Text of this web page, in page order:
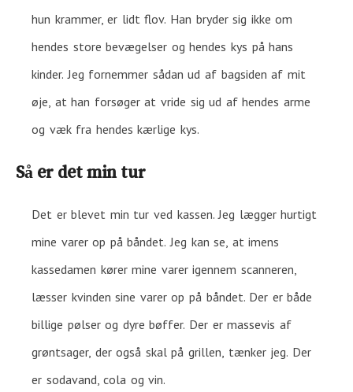
hun krammer, er lidt flov. Han bryder sig ikke om
hendes store bevægelser og hendes kys på hans
kinder. Jeg fornemmer sådan ud af bagsiden af mit
øje, at han forsøger at vride sig ud af hendes arme
og væk fra hendes kærlige kys.
Så er det min tur
Det er blevet min tur ved kassen. Jeg lægger hurtigt
mine varer op på båndet. Jeg kan se, at imens
kassedamen kører mine varer igennem scanneren,
læsser kvinden sine varer op på båndet. Der er både
billige pølser og dyre bøffer. Der er massevis af
grøntsager, der også skal på grillen, tænker jeg. Der
er sodavand, cola og vin.